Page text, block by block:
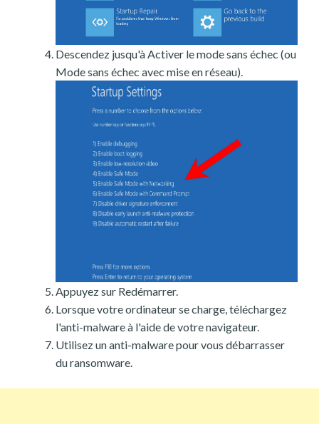
Descendez jusqu'à Activer le mode sans échec (ou
Mode sans échec avec mise en réseau).
Appuyez sur Redémarrer.
Lorsque votre ordinateur se charge, téléchargez
l'anti-malware à l'aide de votre navigateur.
Utilisez un anti-malware pour vous débarrasser
du ransomware.